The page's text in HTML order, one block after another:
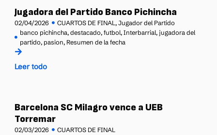
Jugadora del Partido Banco Pichincha
02/04/2026 CUARTOS DE FINAL ,Jugador del Partido
banco pichincha,destacado,futbol,Interbarrial, jugadora del
partido, pasion, Resumen de la fecha
Leer todo
Barcelona SC Milagro vence a UEB
Torremar
02/03/2026
CUARTOS DE FINAL